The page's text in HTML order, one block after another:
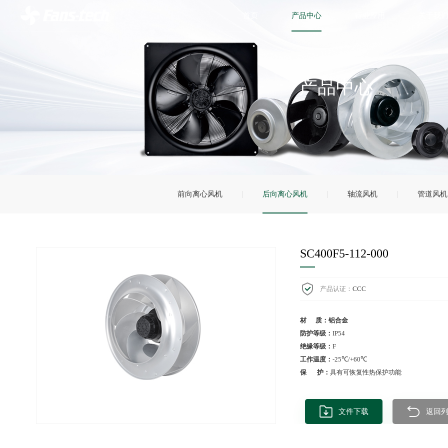
产品中心
产品中心
前向离心风机 后向离心风机 轴流风机 管道风机
SC400F5-112-000
产品认证： CCC
材 质：铝合金
防护等级： IP54
绝缘等级： F
工作温度： -25℃/+60℃
保 护： 具有可恢复性热保护功能
文件下载 返回